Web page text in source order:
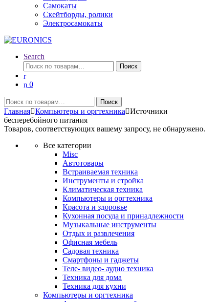
Самокаты
Скейтборды, ролики
Электросамокаты
Search
Искать:
Поиск
0
Искать:
Поиск
Главная Компьютеры и оргтехника
Источники
бесперебойного питания
Товаров, соответствующих вашему запросу, не обнаружено.
Все категории
Misc
Автотовары
Встраиваемая техника
Инструменты и стройка
Климатическая техника
Компьютеры и оргтехника
Красота и здоровье
Кухонная посуда и принадлежности
Музыкальные инструменты
Отдых и развлечения
Офисная мебель
Садовая техника
Смартфоны и гаджеты
Теле- видео- аудио техника
Техника для дома
Техника для кухни
Компьютеры и оргтехника